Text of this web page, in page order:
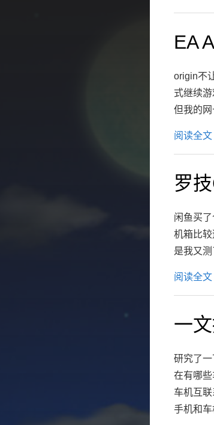
EA
origin不
式继续
但我的
阅读全文
罗
闲鱼买
机箱比
是我又
阅读全文
一
研究了
在有哪
车机互
手机和车